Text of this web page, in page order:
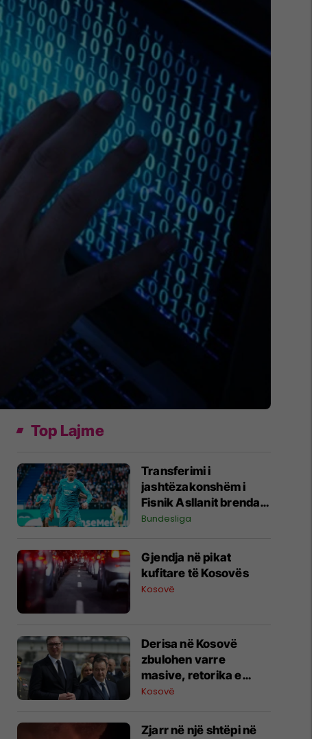
Top Lajme
Transferimi i
jashtëzakonshëm i
Fisnik Asllanit brenda
Bundesligës po bëhet
detajet e fundit
Bundesliga
Gjendja në pikat
kufitare të Kosovës
Kosovë
Derisa në Kosovë
zbulohen varre
masive, retorika e
zyrtarëve serbë
viteve ’90
Kosovë
Zjarr në një shtëpi në